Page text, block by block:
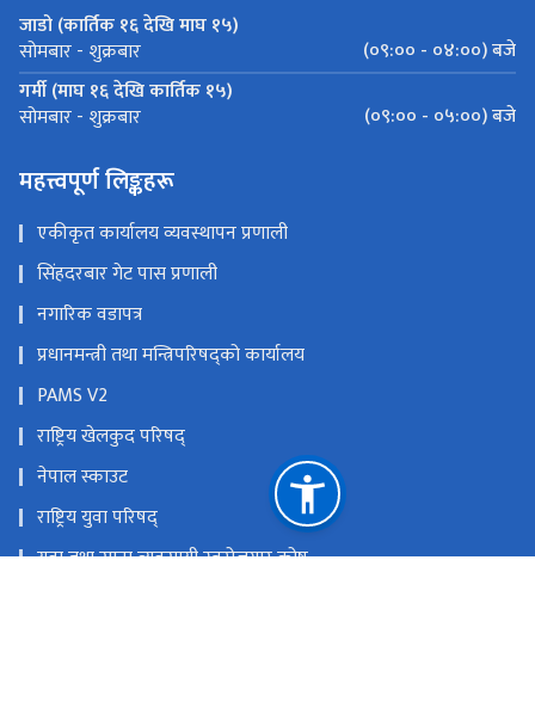
जाडो (कार्तिक १६ देखि माघ १५)
सोमबार - शुक्रबार
(०९:०० - ०४:००) बजे
गर्मी (माघ १६ देखि कार्तिक १५)
सोमबार - शुक्रबार (०९:०० - ०५:००) बजे
महत्त्वपूर्ण लिङ्कहरू
एकीकृत कार्यालय व्यवस्थापन प्रणाली
सिंहदरबार गेट पास प्रणाली
नगारिक वडापत्र
प्रधानमन्त्री तथा मन्त्रिपरिषद्को कार्यालय
PAMS V2
राष्ट्रिय खेलकुद परिषद्
नेपाल स्काउट
राष्ट्रिय युवा परिषद्
युवा तथा साना व्यवसायी स्वरोजगार कोष